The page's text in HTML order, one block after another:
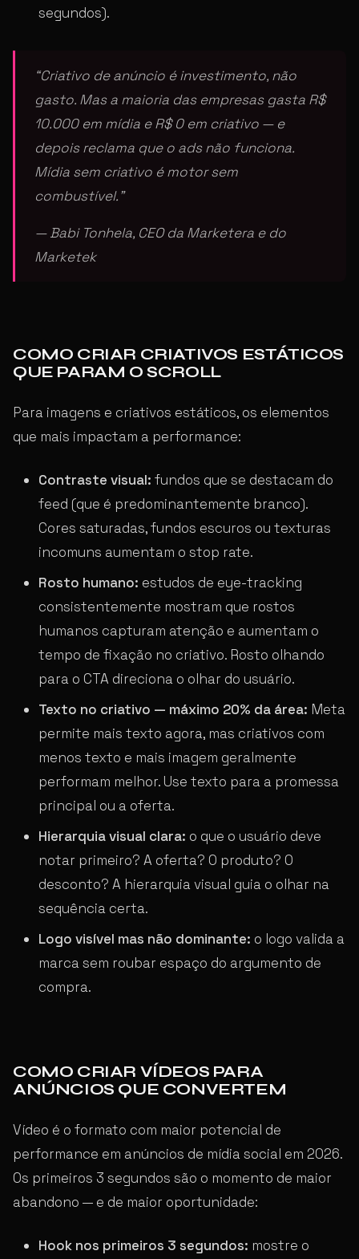
segundos).
“Criativo de anúncio é investimento, não
gasto. Mas a maioria das empresas gasta R$
10.000 em mídia e R$ 0 em criativo — e
depois reclama que o ads não funciona.
Mídia sem criativo é motor sem
combustível.”
— Babi Tonhela, CEO da Marketera e do
Marketek
COMO CRIAR CRIATIVOS ESTÁTICOS
QUE PARAM O SCROLL
Para imagens e criativos estáticos, os elementos
que mais impactam a performance:
Contraste visual: fundos que se destacam do
feed (que é predominantemente branco).
Cores saturadas, fundos escuros ou texturas
incomuns aumentam o stop rate.
Rosto humano: estudos de eye-tracking
consistentemente mostram que rostos
humanos capturam atenção e aumentam o
tempo de fixação no criativo. Rosto olhando
para o CTA direciona o olhar do usuário.
Texto no criativo — máximo 20% da área: Meta
permite mais texto agora, mas criativos com
menos texto e mais imagem geralmente
performam melhor. Use texto para a promessa
principal ou a oferta.
Hierarquia visual clara: o que o usuário deve
notar primeiro? A oferta? O produto? O
desconto? A hierarquia visual guia o olhar na
sequência certa.
Logo visível mas não dominante: o logo valida a
marca sem roubar espaço do argumento de
compra.
COMO CRIAR VÍDEOS PARA
ANÚNCIOS QUE CONVERTEM
Vídeo é o formato com maior potencial de
performance em anúncios de mídia social em 2026.
Os primeiros 3 segundos são o momento de maior
abandono — e de maior oportunidade:
Hook nos primeiros 3 segundos: mostre o